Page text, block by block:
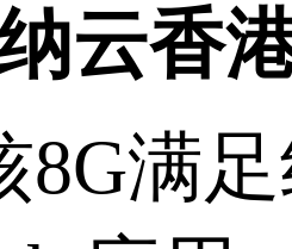
云香
满足